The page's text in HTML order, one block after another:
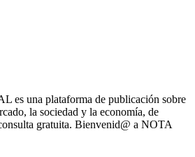
es una plataforma de publicación sobre
la sociedad y la economía, de
gratuita. Bienvenid@ a NOTA